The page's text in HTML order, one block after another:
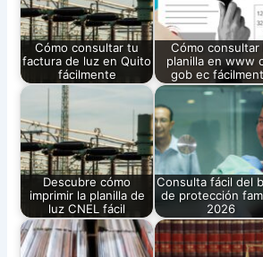
Cómo consultar tu
factura de luz en Quito
fácilmente
Cómo consultar
planilla en www
gob ec
Descubre cómo
imprimir la planilla de
luz CNEL fácil
Consulta fácil del
de protección
2026